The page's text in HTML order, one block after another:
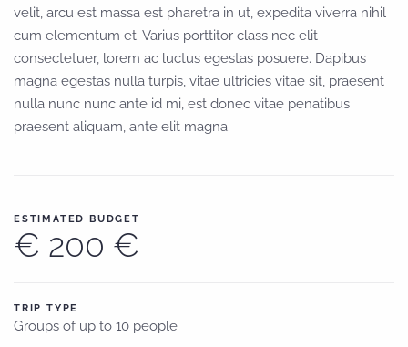
velit, arcu est massa est pharetra in ut, expedita viverra nihil
cum elementum et. Varius porttitor class nec elit
consectetuer, lorem ac luctus egestas posuere. Dapibus
magna egestas nulla turpis, vitae ultricies vitae sit, praesent
nulla nunc nunc ante id mi, est donec vitae penatibus
praesent aliquam, ante elit magna.
ESTIMATED BUDGET
€ 200 €
TRIP TYPE
Groups of up to 10 people